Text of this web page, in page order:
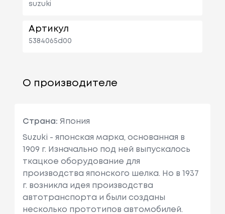
suzuki
Артикул
5384065d00
О производителе
Страна: Япония
Suzuki - японская марка, основанная в
1909 г. Изначально под ней выпускалось
ткацкое оборудование для
производства японского шелка. Но в 1937
г. возникла идея производства
автотранспорта и были созданы
несколько прототипов автомобилей.